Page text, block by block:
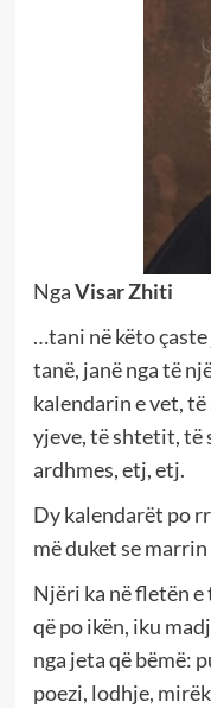
NgaVisar Zhiti
…tani në këto
tanë, janë nga të
kalendarin e vet,
yjeve, të shtetit, të
ardhmes, etj, etj.
Dy kalendarët po
më duket se
Njëri ka në fletën
që po ikën, iku
nga jeta që bëmë:
poezi, lodhje,